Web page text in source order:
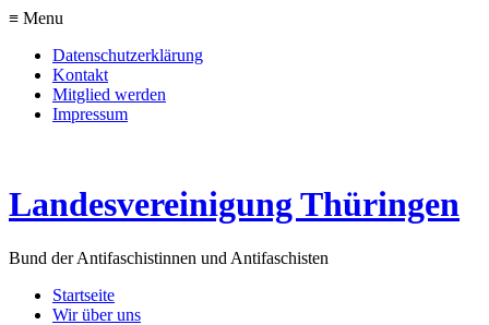
≡ Menu
Datenschutzerklärung
Kontakt
Mitglied werden
Impressum
Landesvereinigung Thüringen
Bund der Antifaschistinnen und Antifaschisten
Startseite
Wir über uns